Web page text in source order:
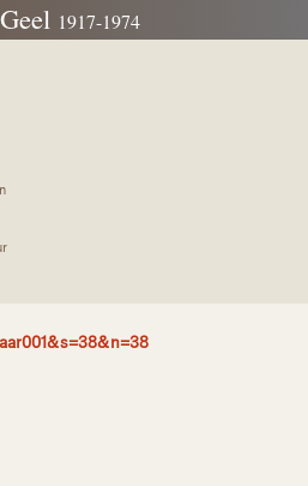
1917-1974